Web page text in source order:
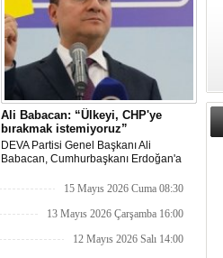
Ali Babacan: “Ülkeyi, CHP'ye
bırakmak istemiyoruz”
DEVA Partisi Genel Başkanı Ali
Babacan, Cumhurbaşkanı Erdoğan'a
enflasyonu" dedi. CHP'den AKP'ye
sıkıntıları ile uğraşan Ana Muhalefete de
şeklinde konuştu.
15 Mayıs 2026 Cuma 08:30
13 Mayıs 2026 Çarşamba 16:00
12 Mayıs 2026 Salı 14:00